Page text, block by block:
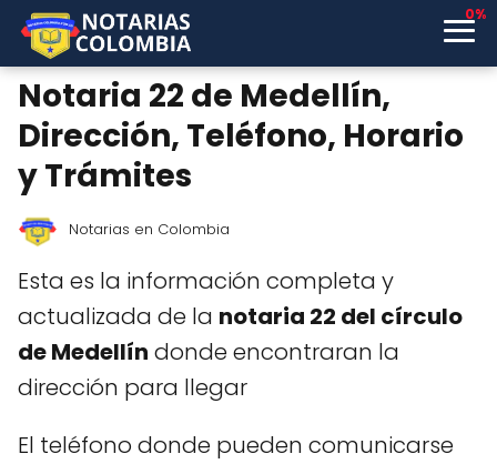
0%
Notaria 22 de Medellín,
Dirección, Teléfono, Horario
y Trámites
Notarias en Colombia
Esta es la información completa y
actualizada de la notaria 22 del círculo
de Medellín donde encontraran la
dirección para llegar
El teléfono donde pueden comunicarse